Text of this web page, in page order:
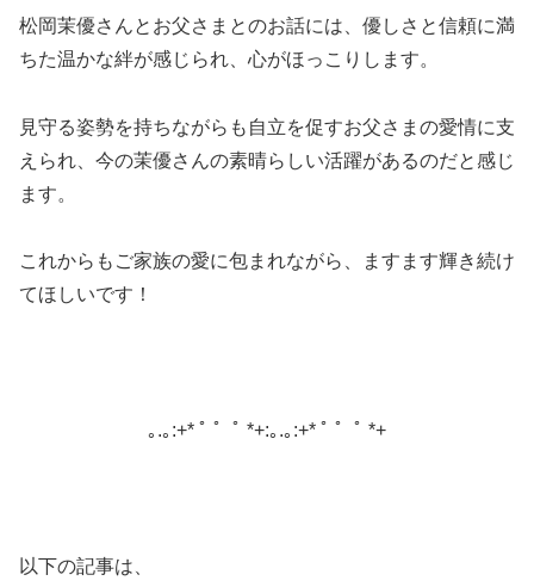
松岡茉優さんとお父さまとのお話には、優しさと信頼に満
ちた温かな絆が感じられ、心がほっこりします。
見守る姿勢を持ちながらも自立を促すお父さまの愛情に支
えられ、今の茉優さんの素晴らしい活躍があるのだと感じ
ます。
これからもご家族の愛に包まれながら、ますます輝き続け
てほしいです！
｡.｡:+* ﾟ ゜ﾟ *+:｡.｡:+* ﾟ ゜ﾟ *+
以下の記事は、